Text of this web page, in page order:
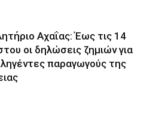
Αχαΐας: Έως τις 14
οι δηλώσεις ζημιών για
παραγωγούς της